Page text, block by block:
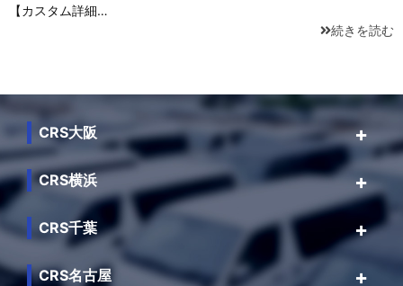
【カスタム詳細…
続きを読む
CRS大阪
CRS横浜
CRS千葉
CRS名古屋